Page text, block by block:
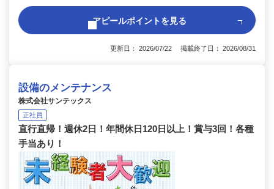
アピールポイントを見る
更新日： 2026/07/22 掲載終了日： 2026/08/31
設備のメンテナンス
株式会社サンテックス
正社員
直行直帰！週休2日！年間休日120日以上！賞与3回！各種
手当あり！